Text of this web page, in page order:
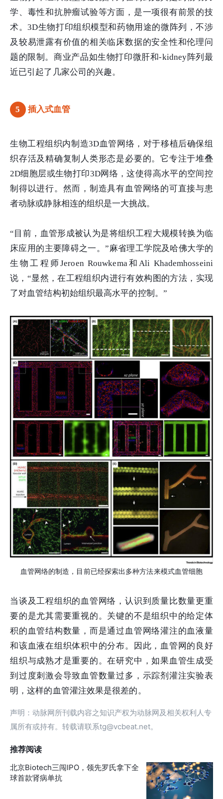
学、毒性和抗肿瘤试验等方面，是一项很有前景的技
术。3D生物打印组织模型和药物用途的微阵列，不涉
及较易泄露有价值的相关临床数据的安全性和伦理问
题的限制。商业产品如生物打印微肝和-kidney阵列最
近已引起了几家公司的兴趣。
5 插入式血管
生物工程组织内制造3D血管网络，对于移植后确保组
织存活及精确复制人类形态是必要的。它专注于堆叠
2D细胞层或生物打印3D网络，这使得高水平的空间控
制得以进行。然而，制造具有血管网络的可直接与患
者动脉或静脉相连的组织是一大挑战。
“目前，血管形成被认为是将组织工程大规模转换为临
床应用的主要障碍之一。”麻省理工学院及哈佛大学的
生物工程师Jeroen Rouwkema和Ali Khademhosseini
说，“显然，在工程组织内进行有效构图的方法，实现
了对血管结构初始组织最高水平的控制。”
血管网络的制造，目前已经探索出多种方法来模式血管细胞
当谈及工程组织的血管网络，认识到质量比数量更重
要的是尤其需要重视的。关键的不是组织中的给定体
积的血管结构数量，而是通过血管网络灌注的血液量
和该血液在组织体积中的分布。因此，血管网的良好
组织与成熟才是重要的。在研究中，如果血管生成受
到过度刺激会导致血管数量过多，示踪剂灌注实验表
明，这样的血管灌注效果是很差的。
声明：动脉网所刊载内容之知识产权为动脉网及相关权利人专
属所有或持有。转载请联系tg@vcbeat.net。
推荐阅读
北京Biotech三闯IPO，领先罗氏拿下全
球首款肾病单抗